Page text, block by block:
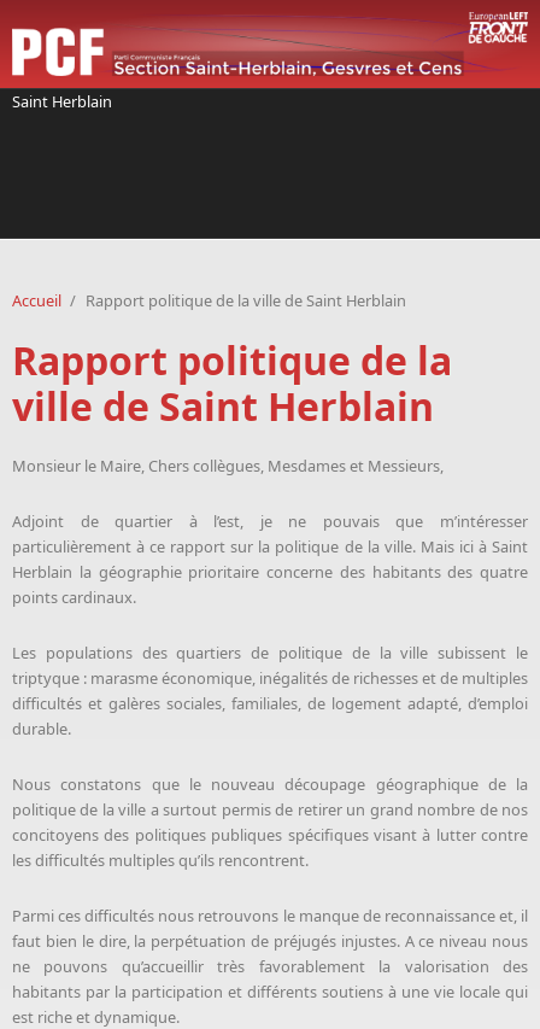
Saint Herblain
Accueil / Rapport politique de la ville de Saint Herblain
Rapport politique de la
ville de Saint Herblain
Monsieur le Maire, Chers collègues, Mesdames et Messieurs,
Adjoint de quartier à l’est, je ne pouvais que m’intéresser
particulièrement à ce rapport sur la politique de la ville. Mais ici à Saint
Herblain la géographie prioritaire concerne des habitants des quatre
points cardinaux.
Les populations des quartiers de politique de la ville subissent le
triptyque : marasme économique, inégalités de richesses et de multiples
difficultés et galères sociales, familiales, de logement adapté, d’emploi
durable.
Nous constatons que le nouveau découpage géographique de la
politique de la ville a surtout permis de retirer un grand nombre de nos
concitoyens des politiques publiques spécifiques visant à lutter contre
les difficultés multiples qu’ils rencontrent.
Parmi ces difficultés nous retrouvons le manque de reconnaissance et, il
faut bien le dire, la perpétuation de préjugés injustes. A ce niveau nous
ne pouvons qu’accueillir très favorablement la valorisation des
habitants par la participation et différents soutiens à une vie locale qui
est riche et dynamique.